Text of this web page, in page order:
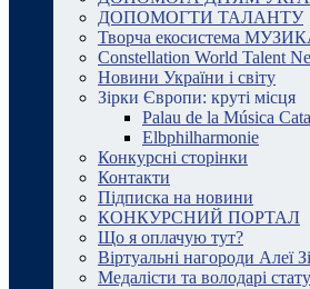
ДОПОМОГТИ ТАЛАНТУ
Творча екосистема
Constellation World Talent
Новини України і світу
Зірки Європи: круті місця
Palau de la Música
Elbphilharmonie
Конкурсні сторінки
Контакти
Підписка на новини
КОНКУРСНИЙ ПОРТАЛ
Що я оплачую тут?
Віртуальні нагороди Алеї
Медалісти та володарі